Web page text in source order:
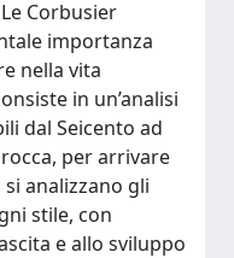
Corbusier
importanza
nella vita
in un’analisi
dal Seicento ad
per arrivare
analizzano gli
stile, con
e allo sviluppo